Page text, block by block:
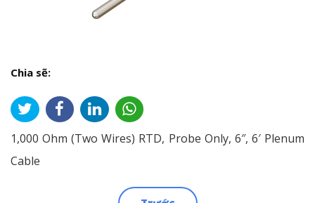
Chia sẽ:
1,000 Ohm (Two Wires) RTD, Probe Only, 6″, 6′ Plenum
Cable